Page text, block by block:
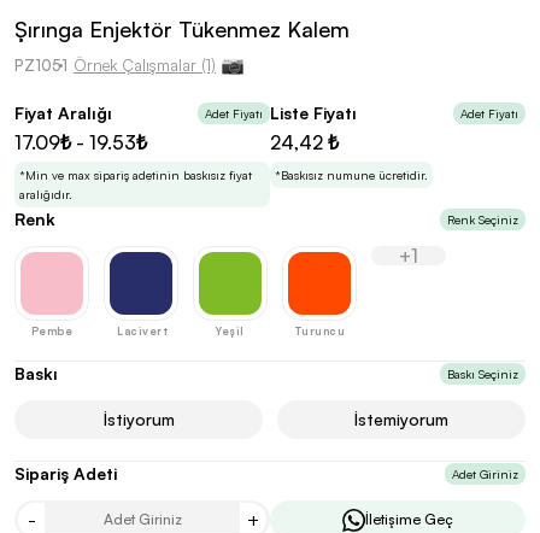
En Uygun Fiyatlarla
Teklif Al!
3 Promozone’da bulduktan sonra, uzman ekibimiz
sadece sitemiz üzerinden teklif almanı bekliyor.
Şırınga Enjektör Tükenmez Kalem
PZ1051 Örnek Çalışmalar (1)
Fiyat Aralığı Adet Fiyatı
17.09₺ - 19.53₺
*Min ve max sipariş adetinin baskısız fiyat
aralığıdır.
Liste Fiyatı Adet Fiyatı
24,42 ₺
*Baskısız numune ücretidir.
Renk Renk Seçiniz
Pembe Lacivert Yeşil Turuncu
+1
Baskı Baskı Seçiniz
İstiyorum İstemiyorum
Sipariş Adeti Adet Giriniz
- + İletişime Geç